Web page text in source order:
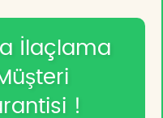
İlaçlama
!